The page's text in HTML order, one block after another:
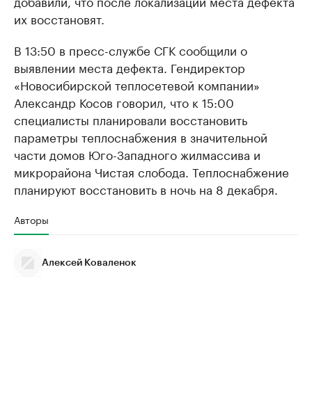
их восстановят.
В 13:50 в пресс-службе СГК сообщили о
выявлении места дефекта. Гендиректор
«Новосибирской теплосетевой компании»
Александр Косов говорил, что к 15:00
специалисты планировали восстановить
параметры теплоснабжения в значительной
части домов Юго-Западного жилмассива и
микрорайона Чистая слобода. Теплоснабжение
планируют восстановить в ночь на 8 декабря.
Авторы
Алексей Коваленок